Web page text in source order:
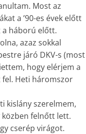
Most az
a ’90-es évek előtt
háború előtt.
azaz sokkal
járó DKV-s (most
hogy elérjem a
fel. Heti háromszor
kislány szerelmem,
közben felnőtt lett.
cserép virágot.